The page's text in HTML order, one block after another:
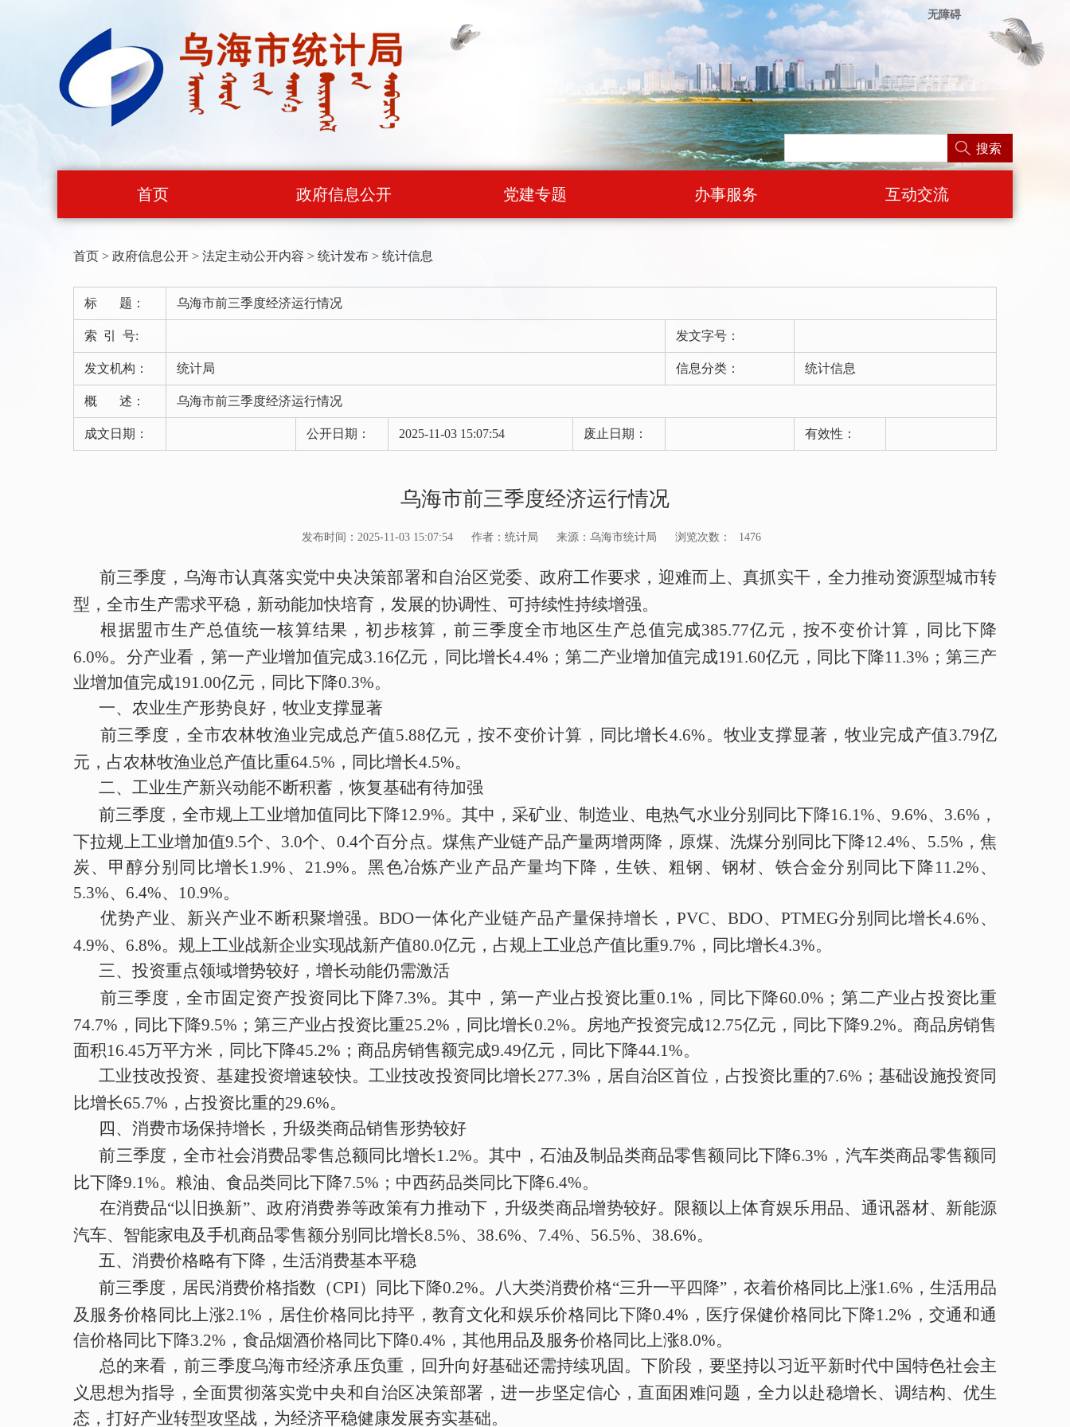
无障碍
搜索
首页 政府信息公开 党建专题 办事服务 互动交流
首页 > 政府信息公开 > 法定主动公开内容 > 统计发布 > 统计信息
标 题： 乌海市前三季度经济运行情况
索 引 号: 发文字号：
发文机构： 统计局 信息分类： 统计信息
概 述： 乌海市前三季度经济运行情况
成文日期： 公开日期： 2025-11-03 15:07:54 废止日期： 有效性：
乌海市前三季度经济运行情况
发布时间：2025-11-03 15:07:54 作者：统计局 来源：乌海市统计局 浏览次数： 1476
前三季度，乌海市认真落实党中央决策部署和自治区党委、政府工作要求， 迎难而上、真抓实干， 全力推动资源型城市转
型 ，全市生产需求平稳 ，新动能加快培育 ，发展的协调性、可持续性持续增强。
根据盟市生产总值统一核算结果，初步核算，前三季度全市地区生产总值完成385.77亿元，按不变价计算， 同比下降
6.0%。分产业看，第一产业增加值完成3.16亿元， 同比增长4.4% ；第二产业增加值完成191.60亿元， 同比下降11.3% ；第三产
业增加值完成191.00亿元， 同比下降0.3%。
一、 农业生产形势良好，牧业支撑显著
前三季度 ， 全市农林牧渔业完成总产值5.88亿元，按不变价计算， 同比增长4.6%。 牧业支撑显著，牧业完成产值3.79亿
元， 占农林牧渔业总产值比重64.5% ， 同比增长4.5%。
二、 工业生产新兴动能不断积蓄，恢复基础有待加强
前三季度 ，全市规上工业增加值同比下降12.9%。 其中，采矿业、制造业、电热气水业分别同比下降16.1%、 9.6%、 3.6% ，
下拉规上工业增加值9.5个、 3.0个、 0.4个百分点。煤焦产业链产品产量两增两降，原煤、洗煤分别同比下降12.4%、 5.5% ，焦
炭、甲醇分别同比增长 1.9% 、 21.9%。黑色冶炼产业产品产量均下降，生铁、粗钢、钢材、铁合金分别同比下降11.2%、
5.3%、 6.4%、 10.9%。
优势产业、新兴产业不断积聚增强。BDO一体化产业链产品产量保持增长，PVC、 BDO、 PTMEG分别同比增长4.6%、
4.9%、 6.8%。规上工业战新企业实现战新产值80.0亿元，占规上工业总产值比重9.7% ，同比增长4.3%。
三、 投资重点领域增势较好，增长动能仍需激活
前三季度 ，全市固定资产投资 同比下降7.3%。其中， 第一产业占投资比重0.1% ， 同比下降60.0% ； 第二产业占投资比重
74.7% ， 同比下降9.5% ；第三产业占投资比重25.2% ， 同比增长0.2%。房地产投资完成12.75亿元， 同比下降9.2%。商品房销售
面积16.45万平方米， 同比下降45.2% ； 商品房销售额完成9.49亿元 ， 同比下降44.1%。
工业技改投资、基建投资增速较快。 工业技改投资同比增长277.3% ， 居自治区首位，占投资比重的7.6% ； 基础设施投资同
比增长65.7% ， 占投资比重的29.6%。
四、消费市场保持增长，升级类商品销售形势较好
前三季度 ，全市社会消费品零售总额同比增长1.2%。其中，石油及制品类商品零售额同比下降6.3% ，汽车类商品零售额同
比下降9.1%。 粮油、食品类同比下降7.5% ；中西药品类同比下降6.4%。
在消费品“以旧换新”、政府消费券等政策有力推动下，升级类商品增势较好。 限额以上体育娱乐用品、通讯器材、 新能源
汽车、 智能家电及手机商品零售额分别 同比增长8.5%、 38.6%、 7.4%、 56.5%、 38.6%。
五、 消费价格略有下降，生活消费基本平稳
前三季度 ，居民消费价格指数 （CPI） 同比下降0.2%。 八大类消费价格“三升一平四降” ，衣着价格同比上涨1.6% ，生活用品
及服务价格 同比上涨2.1% ，居住价格同比持平 ，教育文化和娱乐价格同比下降0.4% ，医疗保健价格同比下降1.2% ，交通和通
信价格同比下降3.2% ，食品烟酒价格同比下降0.4% ，其他用品及服务价格同比上涨8.0%。
总的来看， 前三季度乌海市经济承压负重 ， 回升向好基础还需持续巩固。下阶段，要坚持以习近平新时代中国特色社会主
义思想为指导，全面贯彻落实党中央和自治区决策部署 ，进一步坚定信心 ， 直面困难问题， 全力以赴稳增长、调结构、优生
态， 打好产业转型攻坚战，为经济平稳健康发展夯实基础。